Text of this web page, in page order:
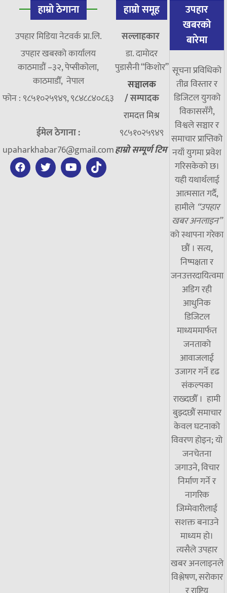
हाम्रो ठेगाना
उपहार मिडिया नेटवर्क प्रा.लि.
उपहार खबरको कार्यालय
काठमाडौं –३२, पेप्सीकोला,
काठमाडौँ, नेपाल
फोन : ९८५१०२५९४९, ९८४८८४०८६३
ईमेल ठेगाना :
upaharkhabar76@gmail.com
हाम्रो समूह
सल्लाहकार
डा. दामाेदर
पुडासैनी “किशाेर”
सञ्चालक
/सम्पादक
रामदत्त मिश्र
९८५१०२५९४९
हाम्रो सम्पूर्ण टिम
उपहार
खबरको
बारेमा
सूचना प्रविधिको
तीव्र विस्तार र
डिजिटल युगको
विकाससँगै,
विश्वले सञ्चार र
समाचार प्राप्तिको
नयाँ युगमा प्रवेश
गरिसकेको छ।
यही यथार्थलाई
आत्मसात गर्दै,
हामीले “उपहार
खबर अनलाइन”
को स्थापना गरेका
छौं । सत्य,
निष्पक्षता र
जनउत्तरदायित्वमा
अडिग रही
आधुनिक
डिजिटल
माध्यममार्फत
जनताको
आवाजलाई
उजागर गर्ने दृढ
संकल्पका
राख्दछौँ । हामी
बुझ्दछौं समाचार
केवल घटनाको
विवरण होइन; यो
जनचेतना
जगाउने, विचार
निर्माण गर्ने र
नागरिक
जिम्मेवारीलाई
सशक्त बनाउने
माध्यम हो।
त्यसैले उपहार
खबर अनलाइनले
विश्लेषण, सरोकार